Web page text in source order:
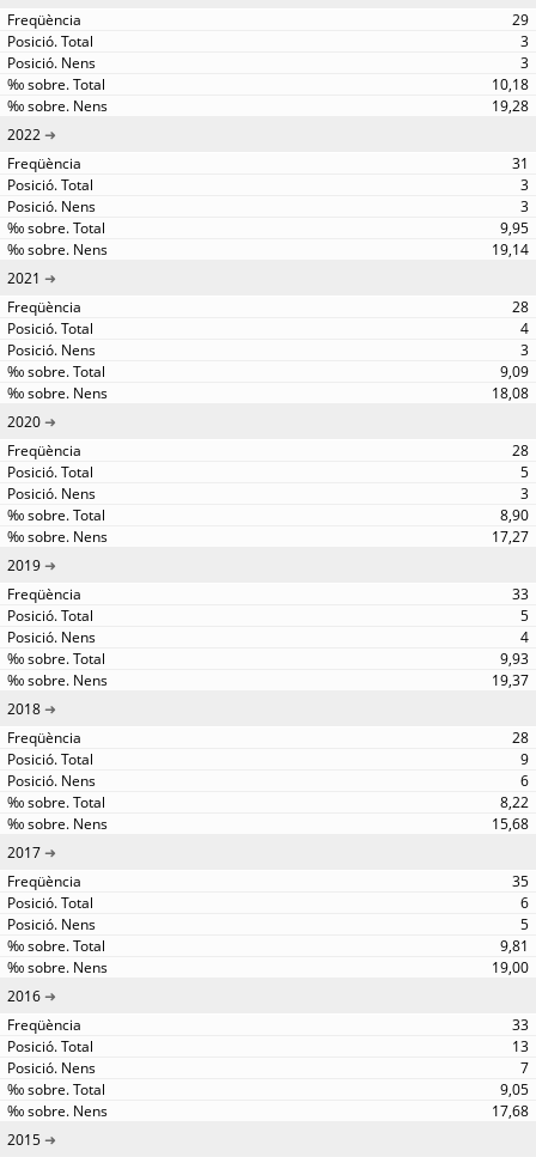
29
3
3
10,18
19,28
2022
31
3
3
9,95
19,14
2021
28
4
3
9,09
18,08
2020
28
5
3
8,90
17,27
2019
33
5
4
9,93
19,37
2018
28
9
6
8,22
15,68
2017
35
6
5
9,81
19,00
2016
33
13
7
9,05
17,68
2015